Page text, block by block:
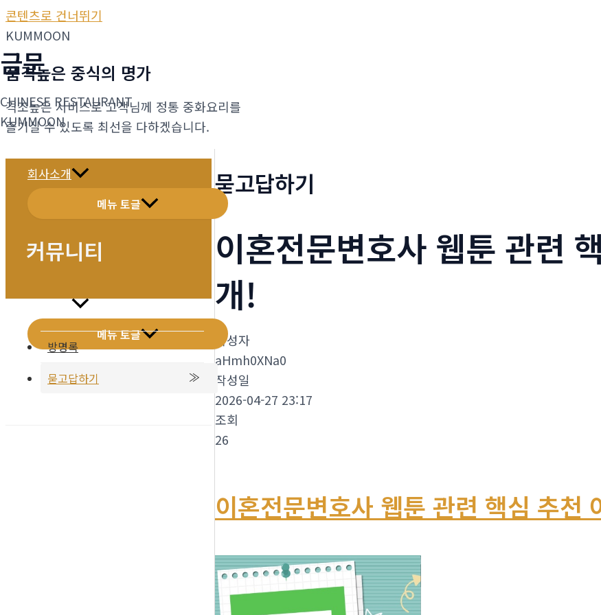
콘텐츠로 건너뛰기
금문
CHINESE RESTAURANT
KUMMOON
회사소개
메뉴 토글
메뉴소개
메뉴 토글
KUMMOON
품격높은 중식의 명가
격조높은 서비스로 고객님께 정통 중화요리를
즐기실 수 있도록 최선을 다하겠습니다.
커뮤니티
방명록
묻고답하기
묻고답하기
이혼전문변호사 웹툰 관련
개!
작성자
aHmh0XNa0
작성일
2026-04-27 23:17
조회
26
이혼전문변호사 웹툰 관련 핵심 추천